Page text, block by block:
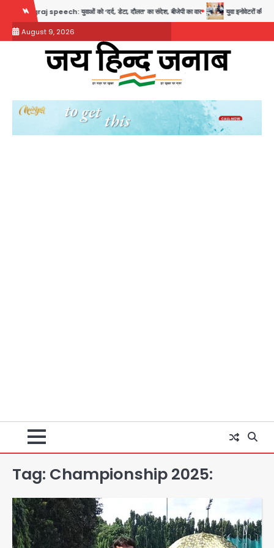
content
speech: युवाओं को ‘दर्द, डेटा, दौलत’ का संदेश, बीजेपी का वार युवा इनोवेटरों की सोच से हाईटेक
August 9, 2026
Tag: Championship 2025: